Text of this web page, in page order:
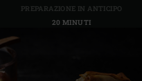
PREPARAZIONE IN ANTICIPO
20 MINUTI